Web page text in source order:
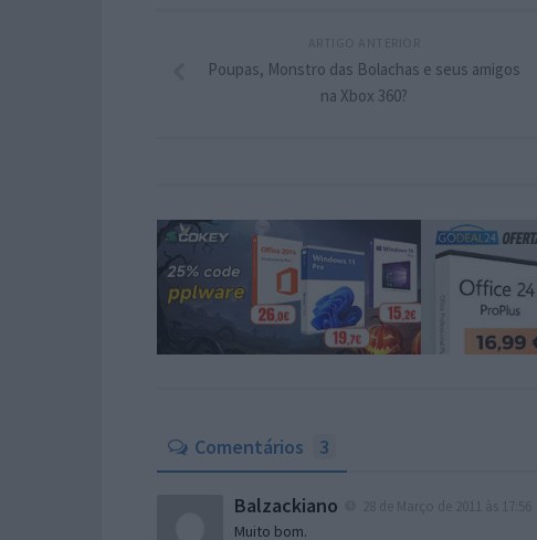
Poupas, Monstro das Bolachas e seus amigos
na Xbox 360?
Comentários 3
Balzackiano
Muito bom.